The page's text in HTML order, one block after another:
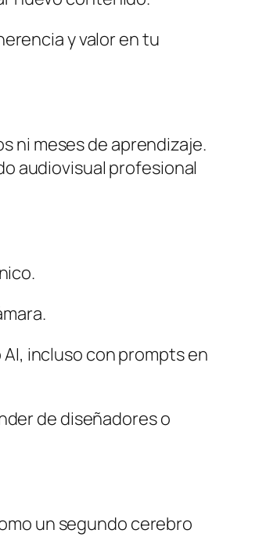
y valor en tu
ni meses de aprendizaje.
audiovisual profesional
incluso con prompts en
de diseñadores o
un segundo cerebro